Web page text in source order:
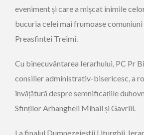
eveniment și care a mișcat inimile
bucuria celei mai frumoase comuniuni
Preasfintei Treimi.
Cu binecuvântarea Ierarhului, PC Pr
consilieradministrativ-bisericesc, a
învățătură despre semnificațiile
Sfinților Arhangheli Mihail și Gavriil.
La finalul Dumnezeieștii Liturghii,